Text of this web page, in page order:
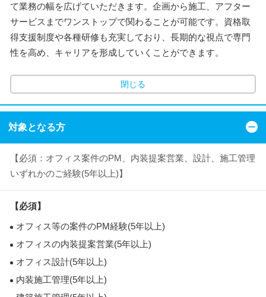
て業務の幅を広げていただきます。企画から施工、アフター
サービスまでワンストップで関わることが可能です。資格取
得支援制度や各種研修も充実しており、長期的な視点で専門
性を高め、キャリアを形成していくことができます。
閉じる
対象となる方
【必須：オフィス案件のPM、内装提案営業、設計、施工管理
いずれかのご経験(5年以上)】
【必須】
オフィス等の案件のPM経験(5年以上)
オフィスの内装提案営業(5年以上)
オフィス設計(5年以上)
内装施工管理(5年以上)